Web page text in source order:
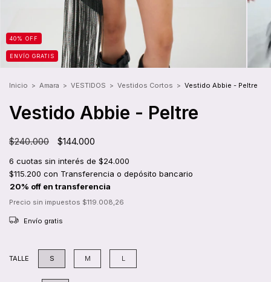
40% OFF
ENVÍO GRATIS
Inicio > Amara > VESTIDOS > Vestidos Cortos > Vestido Abbie - Peltre
Vestido Abbie - Peltre
$240.000 $144.000
6 cuotas sin interés de $24.000
$115.200 con Transferencia o depósito bancario
Precio sin impuestos $119.008,26
Envío gratis
TALLE S M L